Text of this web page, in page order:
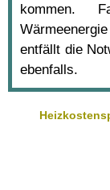
kommen.
entfällt die
ebenfalls.